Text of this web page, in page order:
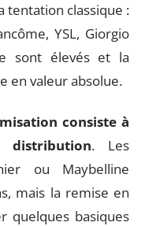
tentation classique :
YSL, Giorgio
sont élevés et la
en valeur absolue.
consiste à
. Les
ou Maybelline
mais la remise en
quelques basiques